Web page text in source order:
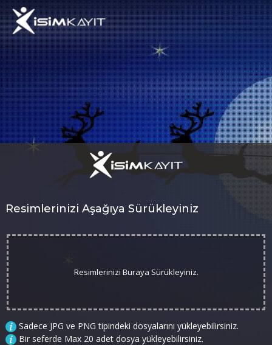
isimkayit
Resimlerinizi Aşağıya Sürükleyiniz
Resimlerinizi Buraya Sürükleyiniz.
Sadece JPG ve PNG tipindeki dosyalarını yükleyebilirsiniz.
Bir seferde Max 20 adet dosya yükleyebilirsiniz.